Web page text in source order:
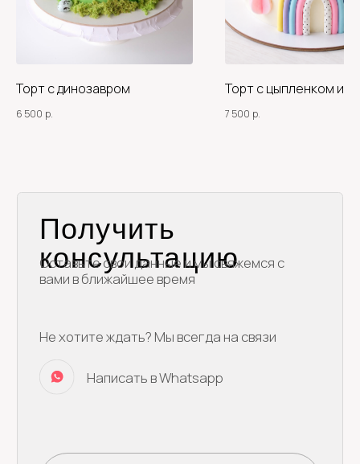
Торт с динозавром
6 500 р.
Торт с цыпленком и
7 500 р.
Я согласен на обработку персональных данных и с
Торт на день рождения
Наборы десертов
Доставка и оплата